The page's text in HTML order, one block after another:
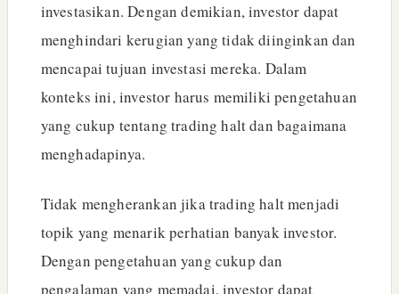
investasikan. Dengan demikian, investor dapat
menghindari kerugian yang tidak diinginkan dan
mencapai tujuan investasi mereka. Dalam
konteks ini, investor harus memiliki pengetahuan
yang cukup tentang trading halt dan bagaimana
menghadapinya.
Tidak mengherankan jika trading halt menjadi
topik yang menarik perhatian banyak investor.
Dengan pengetahuan yang cukup dan
pengalaman yang memadai, investor dapat